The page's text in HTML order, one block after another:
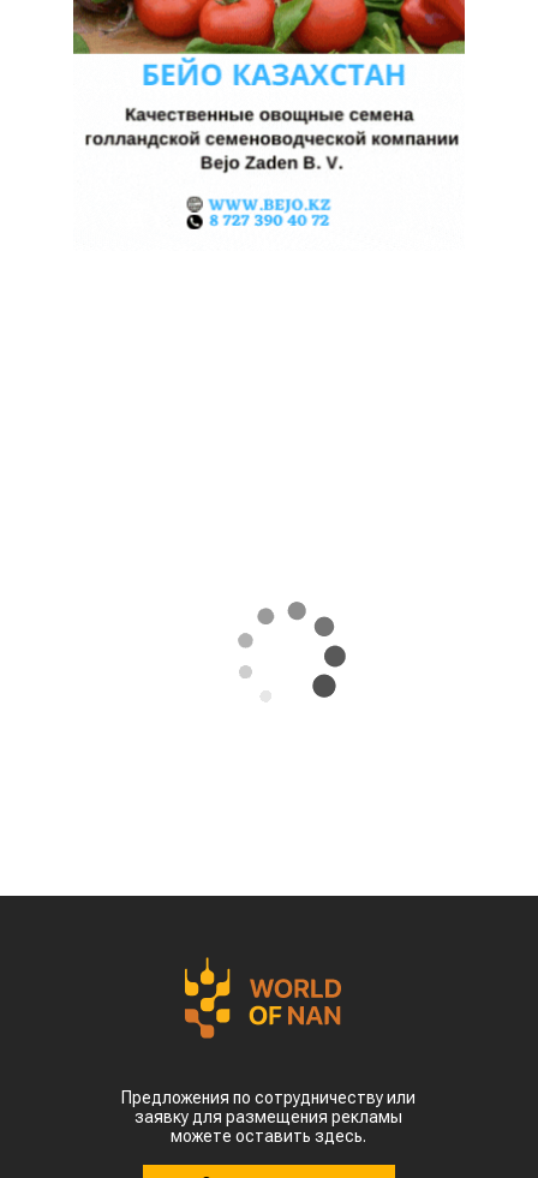
Предложения по сотрудничеству или
заявку для размещения рекламы
можете оставить здесь.